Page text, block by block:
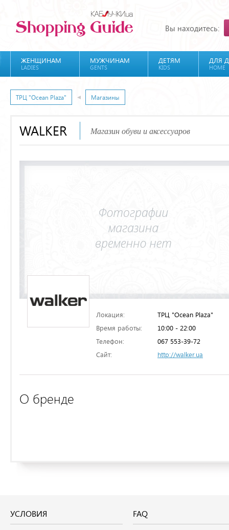
Вы находитесь:
ЖЕНЩИНАМ
LADIES
МУЖЧИНАМ
GENTS
ДЕТЯМ
KIDS
ДЛЯ
HOME
ТРЦ "Ocean Plaza" Магазины
WALKER Магазин обуви и аксессуаров
Локация:
ТРЦ "Ocean Plaza"
Время работы:
10:00 - 22:00
Телефон:
067 553-39-72
Сайт:
http://walker.ua
О бренде
УСЛОВИЯ FAQ